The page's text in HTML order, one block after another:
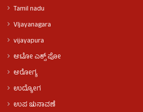
Tamil nadu
VIjayanagara
vijayapura
ಆಟೋ ಎಕ್ಸ್ ಪೋ
ಆರೋಗ್ಯ
ಉದ್ಯೋಗ
ಉಪ ಚುನಾವಣೆ